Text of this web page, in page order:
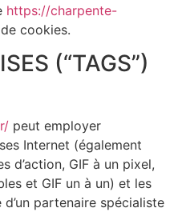
https://charpente-
cookies.
(“TAGS”)
peut employer
Internet (également
d’action, GIF à un pixel,
et GIF un à un) et les
partenaire spécialiste